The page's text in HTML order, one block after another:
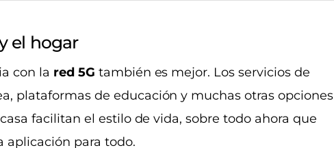
el hogar
con la red 5G también es mejor. Los servicios de
plataformas de educación y muchas otras opciones
facilitan el estilo de vida, sobre todo ahora que
aplicación para todo.